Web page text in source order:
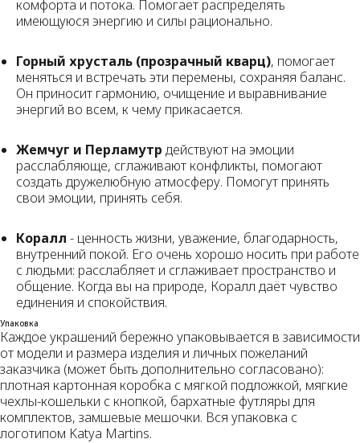
комфорта и потока. Помогает распределять
имеющуюся энергию и силы рационально.
Горный хрусталь (прозрачный кварц), помогает
меняться и встречать эти перемены, сохраняя баланс.
Он приносит гармонию, очищение и выравнивание
энергий во всем, к чему прикасается.
Жемчуг и Перламутр действуют на эмоции
расслабляюще, сглаживают конфликты, помогают
создать дружелюбную атмосферу. Помогут принять
свои эмоции, принять себя.
Коралл - ценность жизни, уважение, благодарность,
внутренний покой. Его очень хорошо носить при работе
с людьми: расслабляет и сглаживает пространство и
общение. Когда вы на природе, Коралл даёт чувство
единения и спокойствия.
Упаковка
Каждое украшений бережно упаковывается в зависимости
от модели и размера изделия и личных пожеланий
заказчика (может быть дополнительно согласовано):
плотная картонная коробка с мягкой подложкой, мягкие
чехлы-кошельки с кнопкой, бархатные футляры для
комплектов, замшевые мешочки. Вся упаковка с
логотипом Katya Martins.